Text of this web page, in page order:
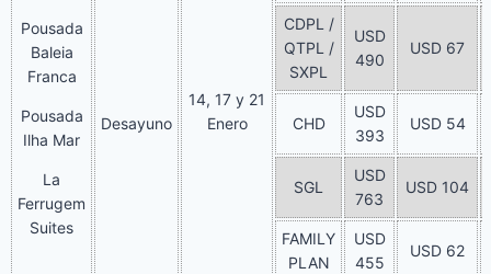
Pousada
Baleia
Franca
Pousada
Ilha Mar
La
Ferrugem
Suites
Desayuno
14, 17 y 21
Enero
CDPL /
QTPL /
SXPL
USD
490
USD 67
CHD
USD
393
USD 54
SGL
USD
763
USD 104
FAMILY
PLAN
USD
455
USD 62